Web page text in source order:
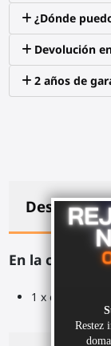
¿Dónde
Devolución
2 años de
En la caja:
1 x dongle